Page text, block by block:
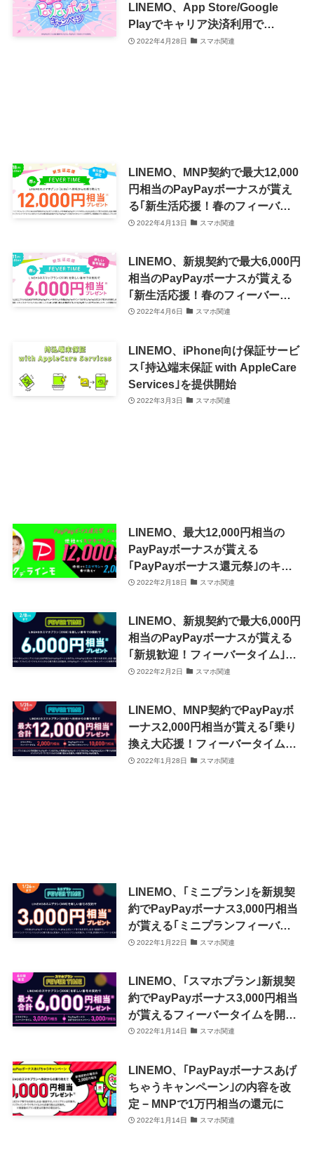
LINEMO、App Store/Google
Playでキャリア決済利用で
PayPayポイントが貰えるキャン
2022年4月28日 スマホ関連
LINEMO、MNP契約で最大12,000
円相当のPayPayボーナスが貰え
る｢新生活応援！春のフィーバー
タイム (乗り換え限定)｣を開催中
2022年4月13日 スマホ関連
LINEMO、新規契約で最大6,000円
相当のPayPayボーナスが貰える
｢新生活応援！春のフィーバータ
イム｣を開催中
2022年4月6日 スマホ関連
LINEMO、iPhone向け保証サービ
ス｢持込端末保証 with AppleCare
Services｣を提供開始
2022年3月3日 スマホ関連
LINEMO、最大12,000円相当の
PayPayボーナスが貰える
｢PayPayボーナス還元祭｣のキャ
ンペーンを開始
2022年2月18日 スマホ関連
LINEMO、新規契約で最大6,000円
相当のPayPayボーナスが貰える
｢新規歓迎！フィーバータイム｣を
開催中
2022年2月2日 スマホ関連
LINEMO、MNP契約でPayPayボ
ーナス2,000円相当が貰える｢乗り
換え大応援！フィーバータイム｣
を開催中
2022年1月28日 スマホ関連
LINEMO、｢ミニプラン｣を新規契
約でPayPayボーナス3,000円相当
が貰える｢ミニプランフィーバー
タイム｣を開催中
2022年1月22日 スマホ関連
LINEMO、｢スマホプラン｣新規契
約でPayPayボーナス3,000円相当
が貰えるフィーバータイムを開催
中2022年1月14日 スマホ関連
LINEMO、｢PayPayボーナスあげ
ちゃうキャンペーン｣の内容を改
定 − MNPで1万円相当の還元に
2022年1月14日 スマホ関連